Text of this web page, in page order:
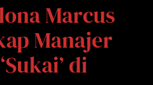
Marcus
Manajer
di